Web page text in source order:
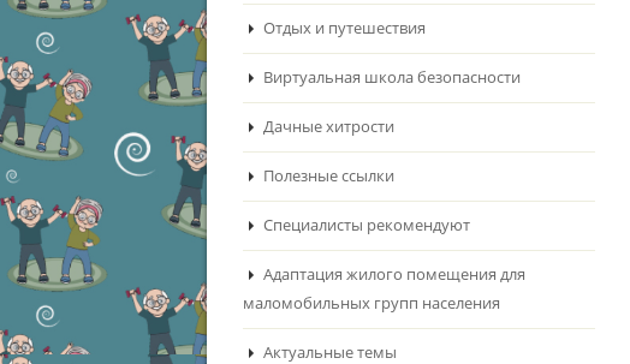
Отдых и путешествия
Виртуальная школа безопасности
Дачные хитрости
Полезные ссылки
Специалисты рекомендуют
Адаптация жилого помещения для
маломобильных групп населения
Актуальные темы